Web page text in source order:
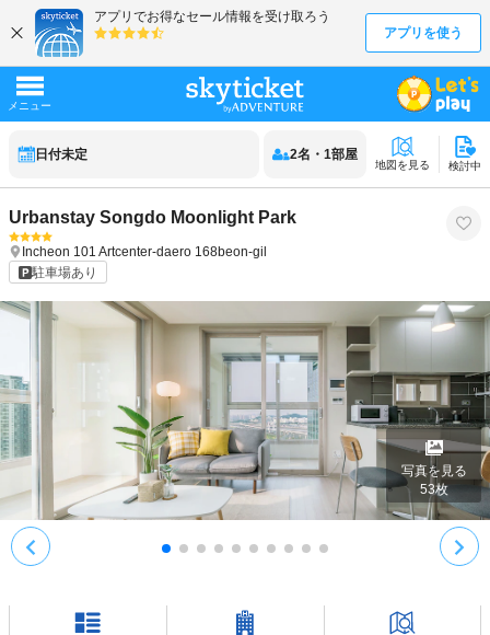
日付未定 2名 ・ 1部屋
地図を見る 検討中
Urbanstay Songdo Moonlight Park
Incheon 101 Artcenter-daero 168beon-gil
駐車場あり
写真を見る
53枚